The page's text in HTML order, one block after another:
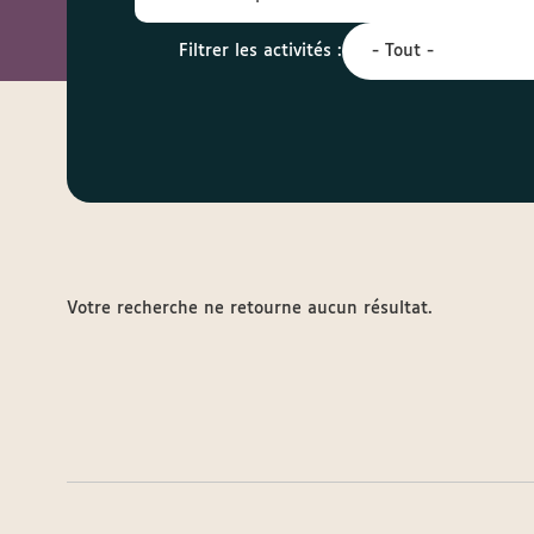
Filtrer les activités :
Votre recherche ne retourne aucun résultat.